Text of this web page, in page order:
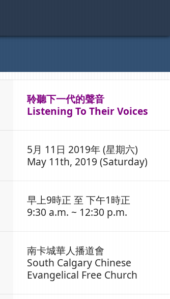
聆聽下一代的聲音
Listening To Their Voices
5月 11日 2019年 (星期六)
May 11th, 2019 (Saturday)
早上9時正 至 下午1時正
9:30 a.m. ~ 12:30 p.m.
南卡城華人播道會
South Calgary Chinese
Evangelical Free Church